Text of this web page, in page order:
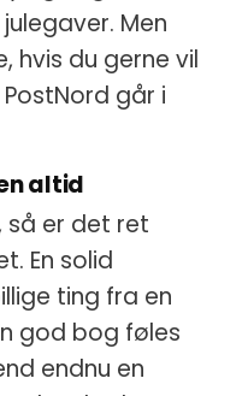
Men
hvis du gerne vil
går i
altid
så er det ret
En solid
ting fra en
god bog føles
endnu en